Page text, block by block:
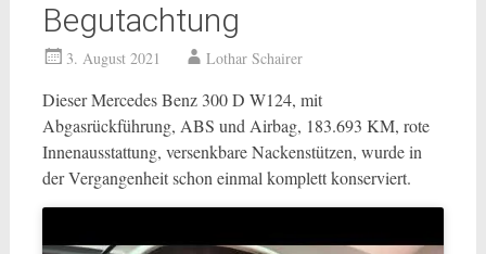
Begutachtung
3. August 2021 Lothar Schairer
Dieser Mercedes Benz 300 D W124, mit
Abgasrückführung, ABS und Airbag, 183.693 KM, rote
Innenausstattung, versenkbare Nackenstützen, wurde in
der Vergangenheit schon einmal komplett konserviert.